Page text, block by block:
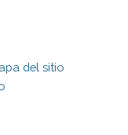
del sitio